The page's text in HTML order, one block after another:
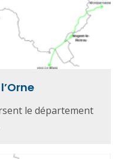
le département